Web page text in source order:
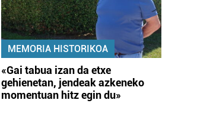
MEMORIA HISTORIKOA
«Gai tabua izan da etxe
gehienetan, jendeak azkeneko
momentuan hitz egin du»